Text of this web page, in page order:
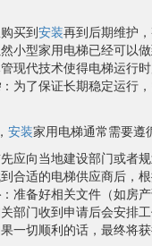
购买到安装再到后期维护
然小型家用电梯已经可以
管现代技术使得电梯运行
：为了保证长期稳定运行
安装家用电梯通常需要遵
先应向当地建设部门或者
到合适的电梯供应商后，
：准备好相关文件（如房
关部门收到申请后会安排
果一切顺利的话，最终将